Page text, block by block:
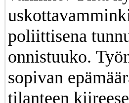
poliittisena
onnistuuko.
sopivan
tilanteen